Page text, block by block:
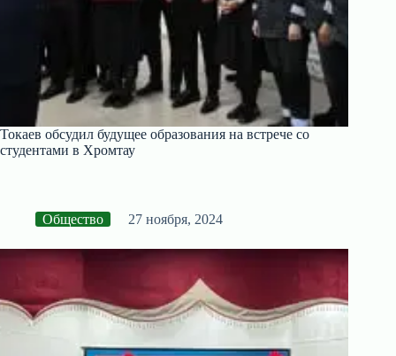
Токаев обсудил будущее образования на встрече со
студентами в Хромтау
Общество 27 ноября, 2024